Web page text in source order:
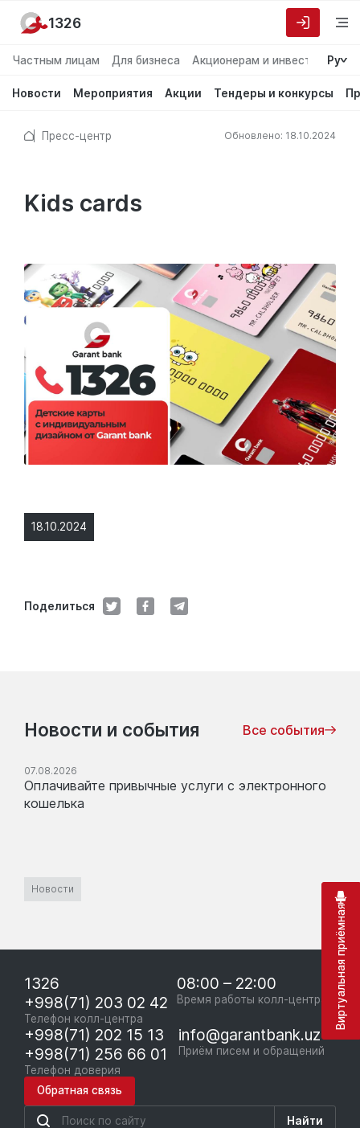
Частным лицам Для бизнеса Акционерам и инвесторам
Ру
Новости Мероприятия Акции Тендеры и конкурсы
1326
Пресс-центр Обновлено: 18.10.2024
Kids cards
18.10.2024
Поделиться
Новости и события Все события
07.08.2026
Оплачивайте привычные услуги с электронного
кошелька
Новости
1326
+998(71) 203 02 42
Телефон колл-центра
08:00 – 22:00
Время работы колл-центра
+998(71) 202 15 13
+998(71) 256 66 01
Телефон доверия
info@garantbank.uz
Приём писем и обращений
Обратная связь
Найти
Виртуальная приёмная